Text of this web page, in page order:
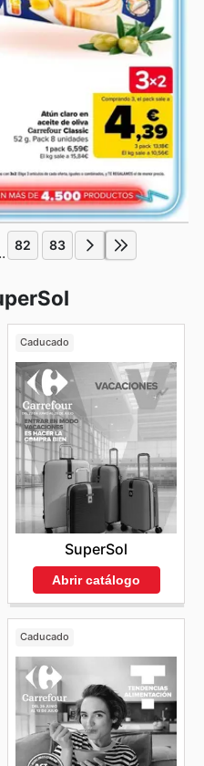
82 83
Caducado
SuperSol
Abrir catálogo
Caducado